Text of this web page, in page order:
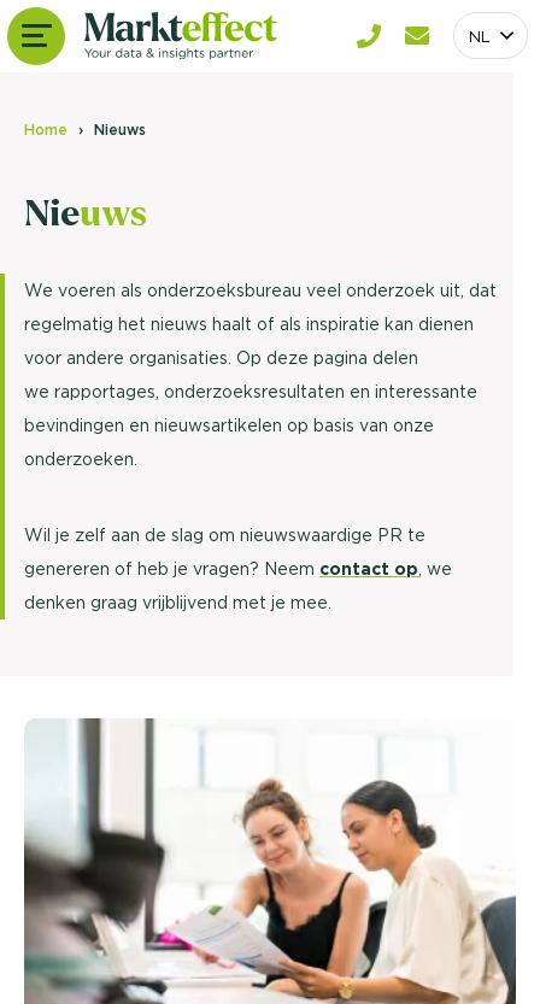
NL
Home Nieuws
Nieuws
We voeren als onderzoeksbureau veel onderzoek uit, dat
regelmatig het nieuws haalt of als inspiratie kan dienen
voor andere organisaties. Op deze pagina delen
we rapportages, onderzoeksresultaten en interessante
bevindingen en nieuwsartikelen op basis van onze
onderzoeken.
Wil je zelf aan de slag om nieuwswaardige PR te
genereren of heb je vragen? Neem contact op , we
denken graag vrijblijvend met je mee.